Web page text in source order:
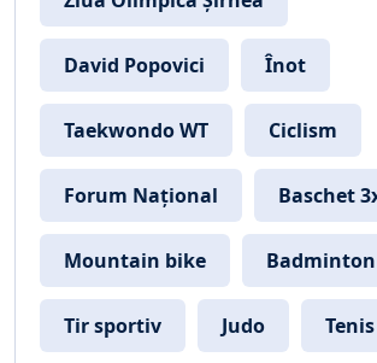
David Popovici Înot
Taekwondo WT Ciclism
Forum Național Baschet
Mountain bike Badminton
Tir sportiv Judo